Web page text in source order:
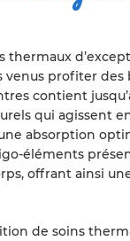
venus profiter
contient
qui agissent
absorption
éléments
offrant ainsi
de soins